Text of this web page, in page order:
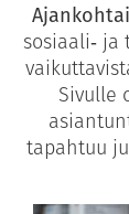
sosiaali‑
Sivulle
tapahtuu